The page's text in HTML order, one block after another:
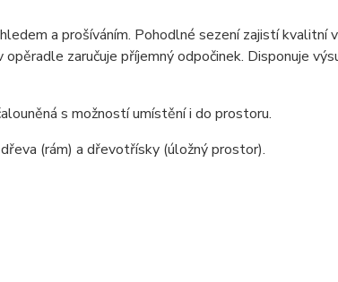
a prošíváním. Pohodlné sezení zajistí kvalitní
zaručuje příjemný odpočinek. Disponuje
s možností umístění i do prostoru.
(rám) a dřevotřísky (úložný prostor).